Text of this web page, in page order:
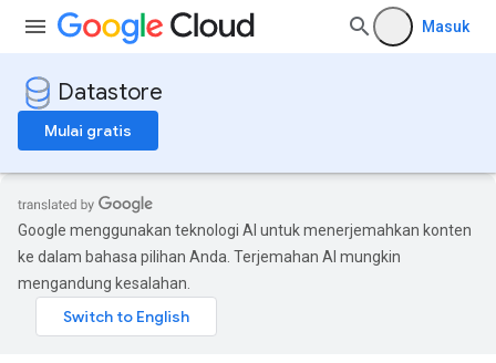
Masuk
Datastore
Mulai gratis
Google menggunakan teknologi AI untuk menerjemahkan konten
ke dalam bahasa pilihan Anda. Terjemahan AI mungkin
mengandung kesalahan.